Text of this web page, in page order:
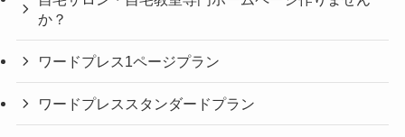
か？
ワードプレス1ページプラン
ワードプレススタンダードプラン